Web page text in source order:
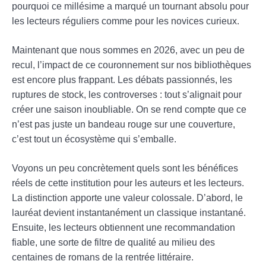
pourquoi ce millésime a marqué un tournant absolu pour
les lecteurs réguliers comme pour les novices curieux.
Maintenant que nous sommes en 2026, avec un peu de
recul, l’impact de ce couronnement sur nos bibliothèques
est encore plus frappant. Les débats passionnés, les
ruptures de stock, les controverses : tout s’alignait pour
créer une saison inoubliable. On se rend compte que ce
n’est pas juste un bandeau rouge sur une couverture,
c’est tout un écosystème qui s’emballe.
Voyons un peu concrètement quels sont les bénéfices
réels de cette institution pour les auteurs et les lecteurs.
La distinction apporte une valeur colossale. D’abord, le
lauréat devient instantanément un classique instantané.
Ensuite, les lecteurs obtiennent une recommandation
fiable, une sorte de filtre de qualité au milieu des
centaines de romans de la rentrée littéraire.